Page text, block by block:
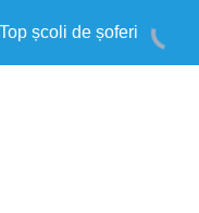
Top școli de șoferi